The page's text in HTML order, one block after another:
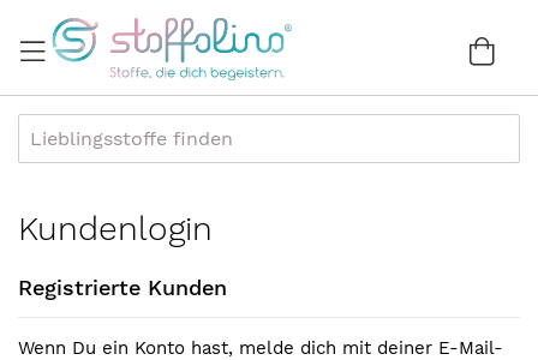
zum
Inhalt
Kundenlogin
Registrierte Kunden
Wenn Du ein Konto hast, melde dich mit deiner E-Mail-